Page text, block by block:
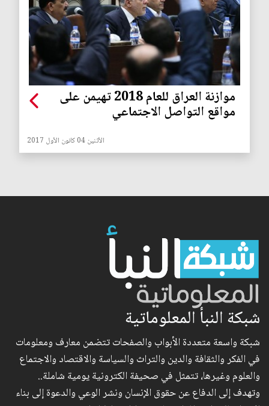
موازنة العراق للعام 2018 تهيمن على
مواقع التواصل الاجتماعي
الأثنين 04 كانون الأول 2017
شبكة النبأ المعلوماتية
شبكة واسعة متعددة الأبواب والصفحات تتضمن معارف ومعلومات
في الفكر والثقافة والدين والتراث والسياسة والاقتصاد والاجتماع
والعلوم وغيرها، تتمثل في صحيفة الكترونية يومية شاملة..
وتهدف إلى الدفاع عن حقوق الإنسان ونشر الوعي والدعوة إلى بناء